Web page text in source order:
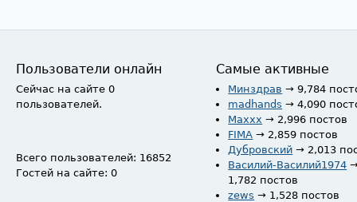
Пользователи онлайн
Сейчас на сайте 0
пользователей.
Всего пользователей: 16852
Гостей на сайте: 0
Самые активные
Минздрав → 9,784
madhands → 4,090
Maxxx → 2,996 постов
FIMA → 2,859 постов
Дубровский → 2,013
Василий-Василий1974
1,782 постов
zews → 1,528 постов